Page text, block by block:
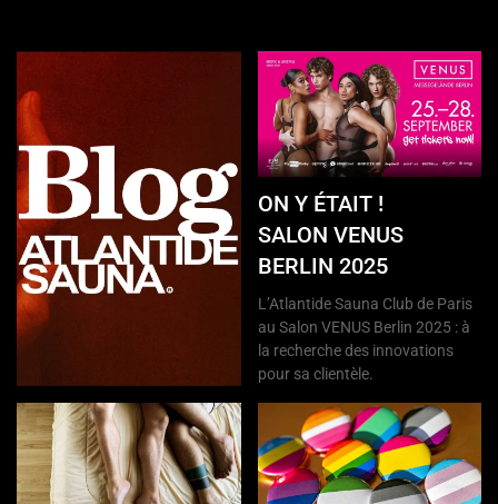
ON Y ÉTAIT !
SALON VENUS
BERLIN 2025
L’Atlantide Sauna Club de Paris
au Salon VENUS Berlin 2025 : à
la recherche des innovations
pour sa clientèle.